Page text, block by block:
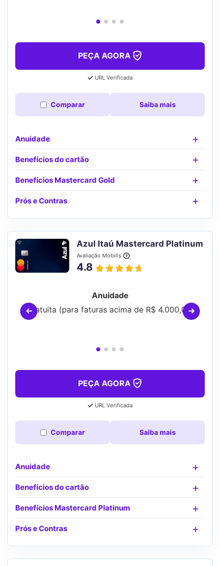
PEÇA AGORA
URL Verificada
Comparar Saiba mais
Anuidade
Benefícios do cartão
Benefícios Mastercard Gold
Prós e Contras
Azul Itaú Mastercard Platinum
Avaliação Mobills
4.8
Anuidade
Gratuita (para faturas acima de R$ 4.000,00)
PEÇA AGORA
URL Verificada
Comparar Saiba mais
Anuidade
Benefícios do cartão
Benefícios Mastercard Platinum
Prós e Contras